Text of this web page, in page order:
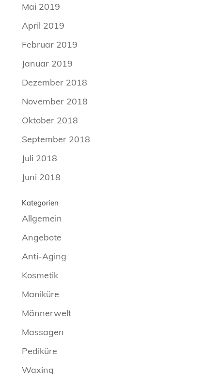
Mai 2019
April 2019
Februar 2019
Januar 2019
Dezember 2018
November 2018
Oktober 2018
September 2018
Juli 2018
Juni 2018
Kategorien
Allgemein
Angebote
Anti-Aging
Kosmetik
Maniküre
Männerwelt
Massagen
Pediküre
Waxing